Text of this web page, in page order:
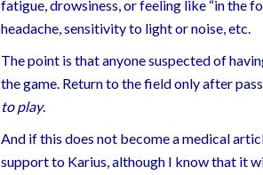
fatigue, drowsiness, or feeling like “in the
headache, sensitivity to light or noise, etc.
The point is that anyone suspected of
the game. Return to the field only after
to play.
And if this does not become a medical
support to Karius, although I know that it